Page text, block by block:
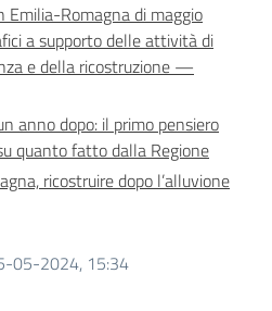
Emilia-Romagna di maggio
a supporto delle attività di
e della ricostruzione —
anno dopo: il primo pensiero
quanto fatto dalla Regione
ricostruire dopo l’alluvione
05-2024, 15:34